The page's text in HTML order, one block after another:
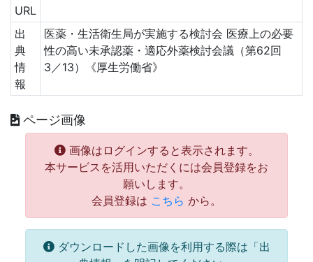
URL
出
典
情
報
医薬・生活衛生局が実施する検討会 医療上の必要
性の高い未承認薬・適応外薬検討会議（第62回
3／13）《厚生労働省》
ページ画像
画像はログインすると表示されます。
本サービスを活用いただくには会員登録をお
願いします。
会員登録は こちら から。
ダウンロードした画像を利用する際は「出